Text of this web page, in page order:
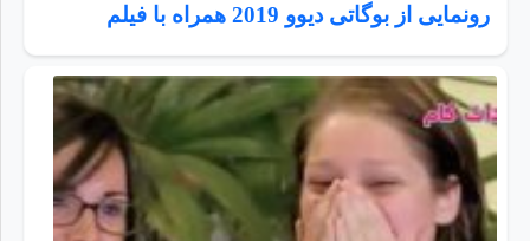
رونمایی از بوگاتی دیوو 2019 همراه با فیلم